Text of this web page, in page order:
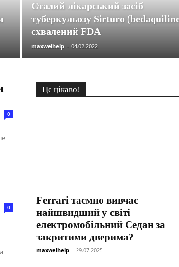
Сталий лікарський засіб
туберкульозу Sirturo
схвалений FDA
maxwelhelp - 04.02.2022
0
0
Це цікаво!
Ferrari таємно вивчає
найшвидший у світі
електромобільний Седан за
закритими дверима?
maxwelhelp - 29.07.2025